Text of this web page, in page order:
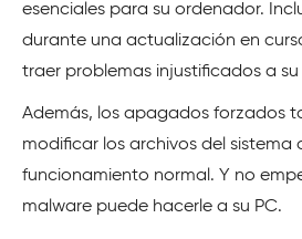
esenciales para su ordenador.
durante una actualización en
traer problemas injustificados a
Además, los apagados forzados
modificar los archivos del sistema
funcionamiento normal. Y no
malware puede hacerle a su PC.